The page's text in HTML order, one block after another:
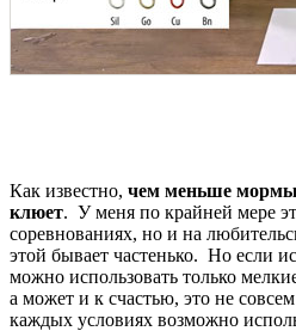
Как известно, чем меньше
клюет. У меня по крайней мере
соревнованиях, но и на
этой бывает частенько. Но если
можно использовать только
а может и к счастью, это не
каждых условиях возможно